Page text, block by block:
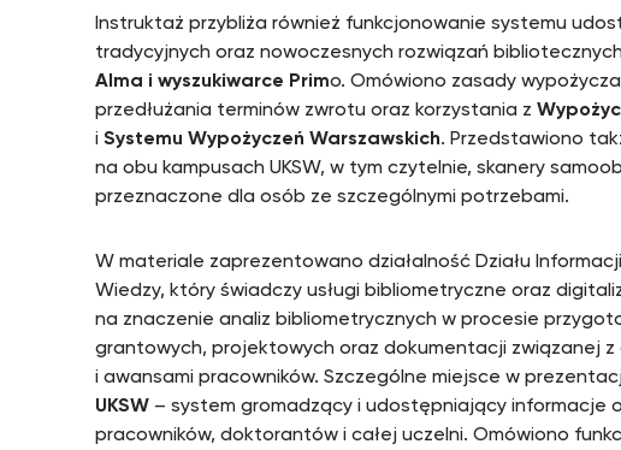
Instruktaż przybliża również funkcjonowanie systemu
tradycyjnych oraz nowoczesnych rozwiązań
Alma i wyszukiwarce Primo. Omówiono zasady
przedłużania terminów zwrotu oraz korzystania z
i Systemu Wypożyczeń Warszawskich. Przedstawiono
na obu kampusach UKSW, w tym czytelnie, skanery
przeznaczone dla osób ze szczególnymi potrzebami.
W materiale zaprezentowano działalność Działu
Wiedzy, który świadczy usługi bibliometryczne oraz
na znaczenie analiz bibliometrycznych w procesie
grantowych, projektowych oraz dokumentacji związanej
i awansami pracowników. Szczególne miejsce w
UKSW – system gromadzący i udostępniający informacje
pracowników, doktorantów i całej uczelni. Omówiono